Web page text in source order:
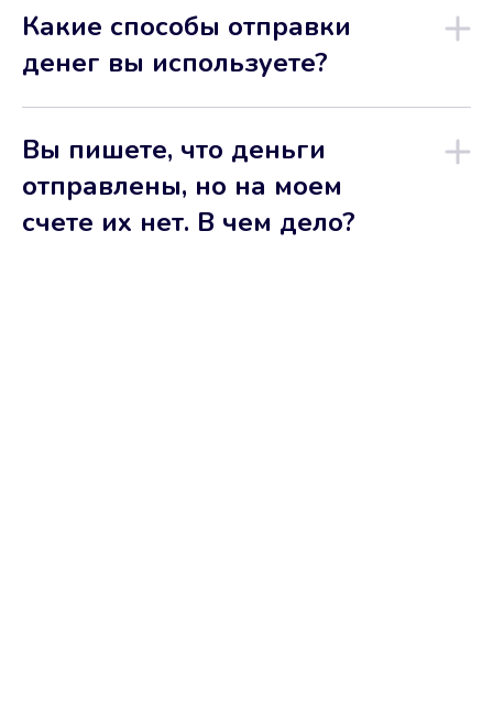
Какие способы отправки
денег вы используете?
Вы пишете, что деньги
отправлены, но на моем
счете их нет. В чем дело?